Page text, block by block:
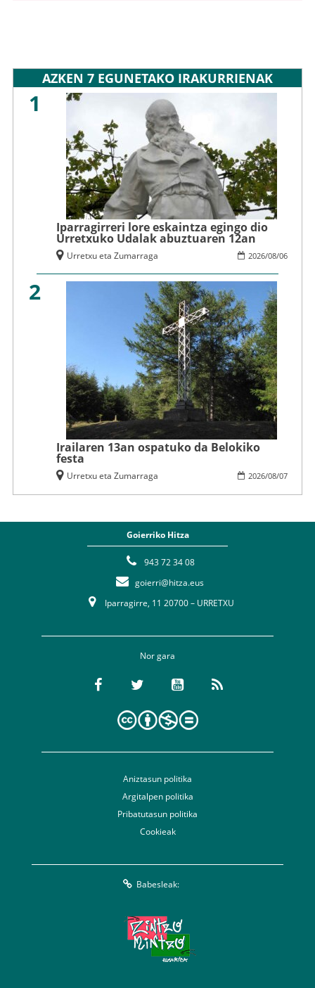
AZKEN 7 EGUNETAKO IRAKURRIENAK
1
Iparragirreri lore eskaintza egingo dio
Urretxuko Udalak abuztuaren 12an
2026/08/06
Urretxu eta Zumarraga
2
Irailaren 13an ospatuko da Belokiko
festa
2026/08/07
Urretxu eta Zumarraga
Goierriko Hitza
943 72 34 08
goierri@hitza.eus
Iparragirre, 11 20700 – URRETXU
Nor gara
Aniztasun politika
Argitalpen politika
Pribatutasun politika
Cookieak
Babesleak: